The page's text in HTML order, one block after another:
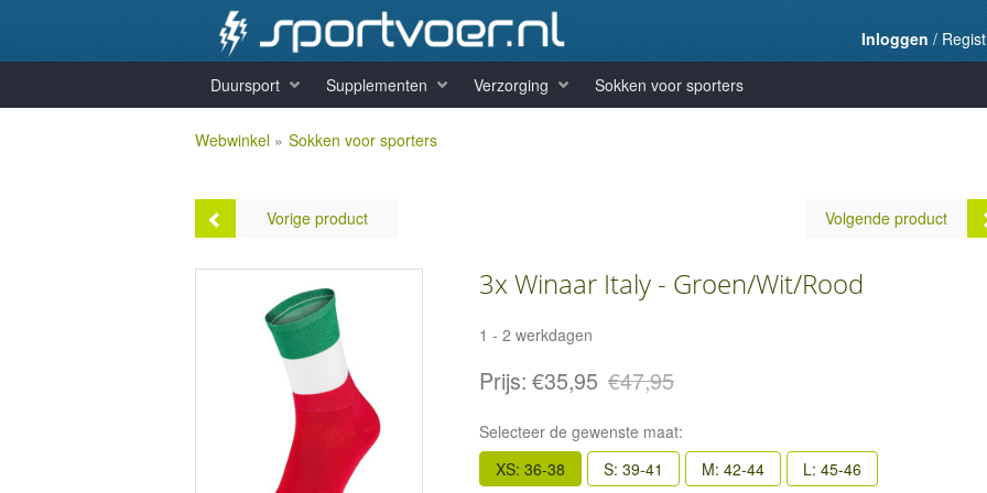
Inloggen /
Duursport Supplementen Verzorging Sokken voor sporters
Webwinkel» Sokken voor sporters
Vorige product
3x Winaar Orange -
Wit/Zwart Met Fluo Oranje
Accent
€35,95
Volgende product
3x Winaar Italy - Groen/Wit/Rood
1 - 2 werkdagen
Prijs: €35,95 €47,95
Selecteer de gewenste maat:
XS: 36-38
S: 39-41 M: 42-44 L: 45-46